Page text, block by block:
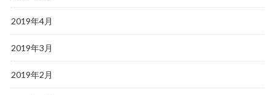
2019年4月
2019年3月
2019年2月